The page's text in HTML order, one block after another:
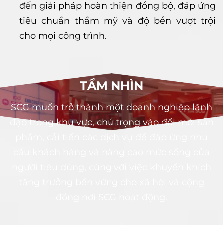
đến giải pháp hoàn thiện đồng bộ, đáp ứng
tiêu chuẩn thẩm mỹ và độ bền vượt trội
cho mọi công trình.
TẦM NHÌN
SCG muốn trở thành một doanh nghiệp lãnh
đạo trong khu vực, chú trọng vào đổi mới sản